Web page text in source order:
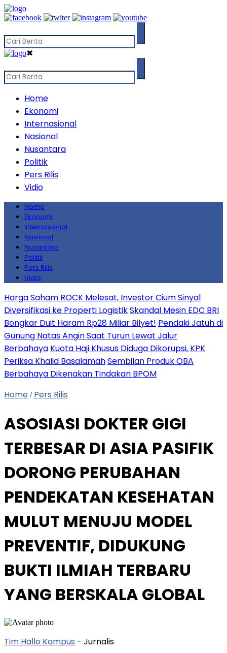
✖
Home
Ekonomi
Internasional
Nasional
Nusantara
Politik
Pers Rilis
Vidio
Home
Ekonomi
Internasional
Nasional
Nusantara
Politik
Pers Rilis
Vidio
Harga Saham ROCK Melesat, Investor Cium Sinyal
Diversifikasi ke Properti LogistikSkandal Mesin EDC BRI
Bongkar Duit Haram Rp28 Miliar Bilyet! Pendaki Jatuh di
Gunung Natas Angin Saat Turun Lewat Jalur
Berbahaya Kuota Haji Khusus Diduga Dikorupsi, KPK
Periksa Khalid BasalamahSembilan Produk OBA
Berbahaya Dikenakan Tindakan BPOM
Home / Pers Rilis
ASOSIASI DOKTER GIGI
TERBESAR DI ASIA PASIFIK
DORONG PERUBAHAN
PENDEKATAN KESEHATAN
MULUT MENUJU MODEL
PREVENTIF, DIDUKUNG
BUKTI ILMIAH TERBARU
YANG BERSKALA GLOBAL
Tim Hallo Kampus - Jurnalis